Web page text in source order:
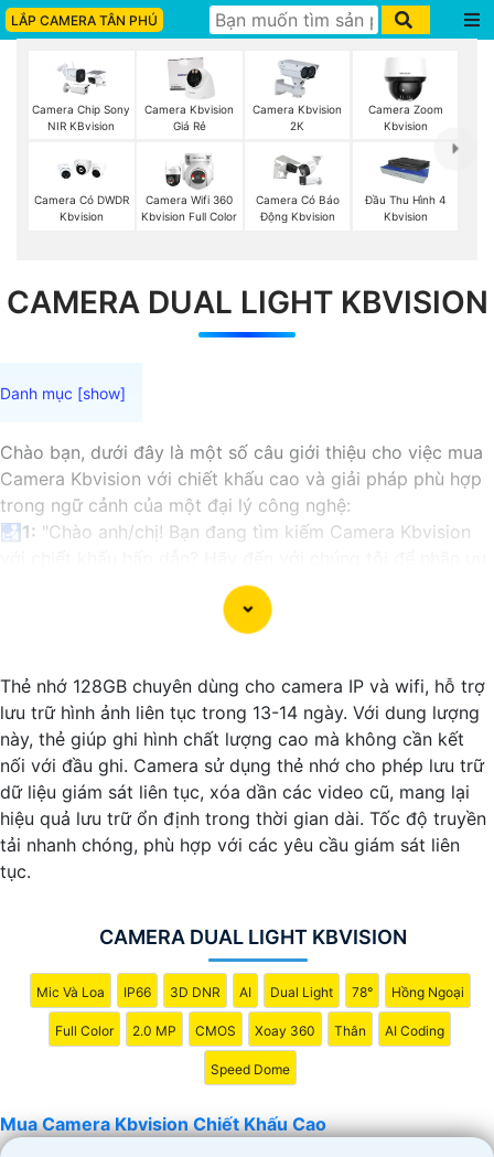
LẮP CAMERA TÂN PHÚ
Camera Chip Sony
NIR KBvision
Camera Kbvision
Giá Rẻ
Camera Kbvision
2K
Camera Zoom
Kbvision
Camera Có DWDR
Kbvision
Camera Wifi 360
Kbvision Full Color
Camera Có Báo
Động Kbvision
Đầu Thu Hình 4
Kbvision
CAMERA DUAL LIGHT KBVISION
Chào bạn, dưới đây là một số câu giới thiệu cho việc mua
Camera Kbvision với chiết khấu cao và giải pháp phù hợp
trong ngữ cảnh của một đại lý công nghệ:
🛃 1: "Chào anh/chị! Bạn đang tìm kiếm Camera Kbvision
đãi đặc biệt và được tư vấn về giải pháp chính xác nhất
cho nhu cầu an ninh của bạn!"
"Bạn muốn mua Camera Kbvision với giá ưu đãi và
trợ tốt nhất từ đội ngũ chuyên gia có kinh nghiệm!"
️🥈 3:"Chúng tôi cam kết cung cấp Camera Kbvision chính
hãng với chiết khấu cao nhất trên thị trường. Hãy đến với
chúng tôi để trải nghiệm dịch vụ tốt nhất và nhận được sự
tư vấn chuyên nghiệp về giải pháp an ninh cần thiết!"
Hy vọng những câu giới thiệu trên sẽ giúp bạn thành công
trong việc tiếp cận khách hàng và tăng cơ hội bán hàng
của bạn. Nếu có bất kỳ yêu cầu hay câu hỏi nào khác, bạn
'
Thẻ nhớ 128GB chuyên dùng cho camera IP và wifi, hỗ trợ
lưu trữ hình ảnh liên tục trong 13-14 ngày. Với dung lượng
này, thẻ giúp ghi hình chất lượng cao mà không cần kết
nối với đầu ghi. Camera sử dụng thẻ nhớ cho phép lưu trữ
dữ liệu giám sát liên tục, xóa dần các video cũ, mang lại
hiệu quả lưu trữ ổn định trong thời gian dài. Tốc độ truyền
tải nhanh chóng, phù hợp với các yêu cầu giám sát liên
tục.
CAMERA DUAL LIGHT KBVISION
Mic Và Loa IP66 3D DNR AI Dual Light 78° Hồng Ngoại
Full Color 2.0 MP CMOS Xoay 360 Thân AI Coding
Speed Dome
Mua Camera Kbvision Chiết Khấu Cao